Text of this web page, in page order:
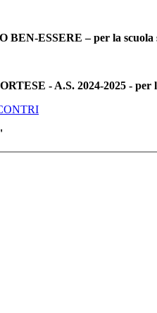
ESSERE – per la scuola
- A.S. 2024-2025 - per